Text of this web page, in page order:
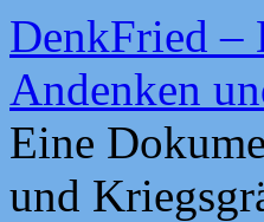
Zum
Inhalt
springen
DenkFried –
Andenken
Eine
und